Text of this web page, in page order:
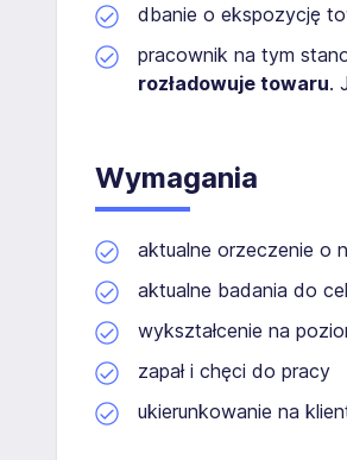
dbanie o ekspozycję
pracownik na tym
rozładowuje towaru.
Wymagania
aktualne orzeczenie o
aktualne badania do
wykształcenie na
zapał i chęci do pracy
ukierunkowanie na